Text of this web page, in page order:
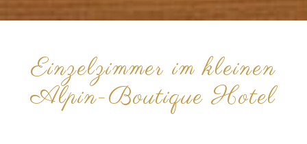
Einzelzimmer im kleinen
Alpin-Boutique Hotel